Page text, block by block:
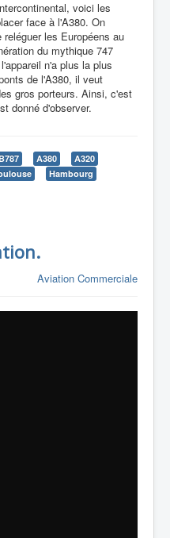
voici les
face à l'A380. On
les Européens au
du mythique 747
n'a plus la plus
de l'A380, il veut
gros porteurs. Ainsi, c'est
donné d'observer.
B787 A380
A320
Hambourg
Aviation Commerciale